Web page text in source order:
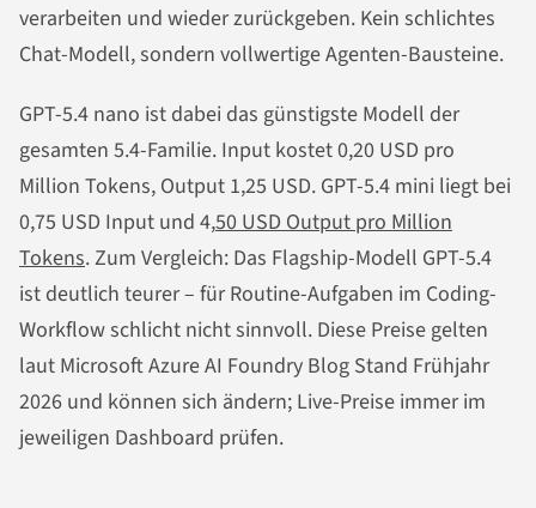
verarbeiten und wieder zurückgeben. Kein schlichtes
Chat-Modell, sondern vollwertige Agenten-Bausteine.
GPT-5.4 nano ist dabei das günstigste Modell der
gesamten 5.4-Familie. Input kostet 0,20 USD pro
Million Tokens, Output 1,25 USD. GPT-5.4 mini liegt bei
0,75 USD Input und 4,50 USD Output pro Million
Tokens. Zum Vergleich: Das Flagship-Modell GPT-5.4
ist deutlich teurer – für Routine-Aufgaben im Coding-
Workflow schlicht nicht sinnvoll. Diese Preise gelten
laut Microsoft Azure AI Foundry Blog Stand Frühjahr
2026 und können sich ändern; Live-Preise immer im
jeweiligen Dashboard prüfen.